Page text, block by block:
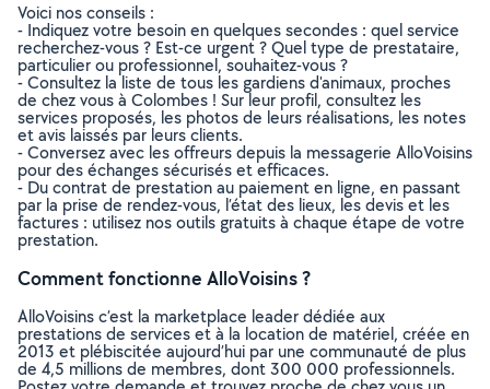
Voici nos conseils :
- Indiquez votre besoin en quelques secondes : quel service
recherchez-vous ? Est-ce urgent ? Quel type de prestataire,
particulier ou professionnel, souhaitez-vous ?
- Consultez la liste de tous les gardiens d'animaux, proches
de chez vous à Colombes ! Sur leur profil, consultez les
services proposés, les photos de leurs réalisations, les notes
et avis laissés par leurs clients.
- Conversez avec les offreurs depuis la messagerie AlloVoisins
pour des échanges sécurisés et efficaces.
- Du contrat de prestation au paiement en ligne, en passant
par la prise de rendez-vous, l’état des lieux, les devis et les
factures : utilisez nos outils gratuits à chaque étape de votre
prestation.
Comment fonctionne AlloVoisins ?
AlloVoisins c’est la marketplace leader dédiée aux
prestations de services et à la location de matériel, créée en
2013 et plébiscitée aujourd’hui par une communauté de plus
de 4,5 millions de membres, dont 300 000 professionnels.